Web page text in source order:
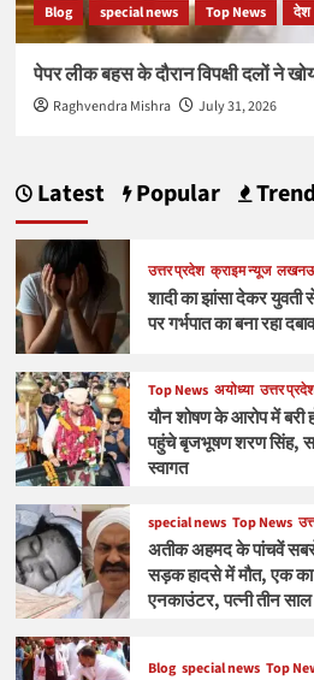
Blog special news Top News देश
पेपर लीक बहस के दौरान विपक्षी दलों ने
Raghvendra Mishra July 31, 2026
Latest Popular
उत्तर प्रदेश क्राइम न्यूज
शादी का झांसा देकर युवती
पर गर्भपात का बना रहा दबाव
Top News अयोध्या उत्तर
यौन शोषण के आरोप में बरी
पहुंचे बृजभूषण शरण सिंह,
स्वागत
special news Top News
अतीक अहमद के पांचवें
सड़क हादसे में मौत, एक का
एनकाउंटर, पत्नी तीन
Blog special news Top